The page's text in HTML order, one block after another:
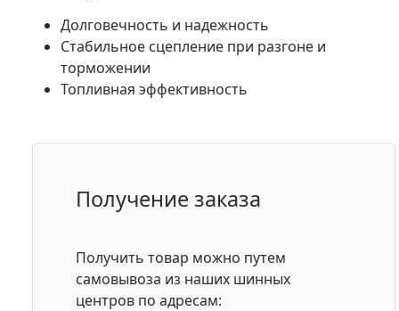
Долговечность и надежность
Стабильное сцепление при разгоне и
торможении
Топливная эффективность
Получение заказа
Получить товар можно путем
самовывоза из наших шинных
центров по адресам: